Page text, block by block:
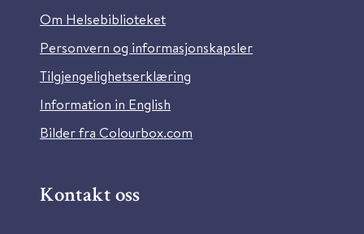
Om Helsebiblioteket
Personvern og informasjonskapsler
Tilgjengelighetserklæring
Information in English
Bilder fra Colourbox.com
Kontakt oss